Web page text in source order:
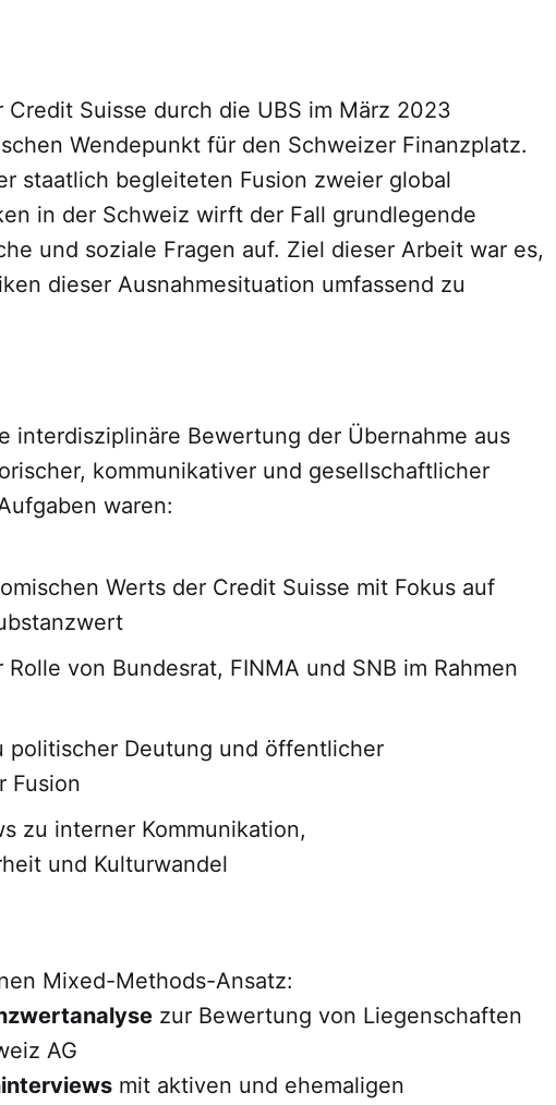
Credit Suisse durch die UBS im März 2023
Wendepunkt für den Schweizer Finanzplatz.
staatlich begleiteten Fusion zweier global
in der Schweiz wirft der Fall grundlegende
und soziale Fragen auf. Ziel dieser Arbeit war es,
dieser Ausnahmesituation umfassend zu
interdisziplinäre Bewertung der Übernahme aus
kommunikativer und gesellschaftlicher
waren:
Werts der Credit Suisse mit Fokus auf
von Bundesrat, FINMA und SNB im Rahmen
politischer Deutung und öffentlicher
Fusion
zu interner Kommunikation,
und Kulturwandel
Mixed-Methods-Ansatz:
zur Bewertung von Liegenschaften
AG
mit aktiven und ehemaligen